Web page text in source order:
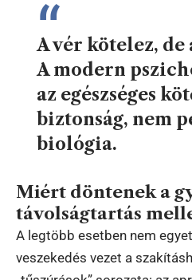
A vér kötelez, de
A modern
az egészséges
biztonság, nem
biológia.
Miért döntenek a
távolságtartás
A legtöbb esetben nem
veszekedés vezet a